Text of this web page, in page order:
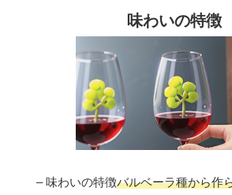
味わいの特徴
– 味わいの特徴バルベーラ種から作